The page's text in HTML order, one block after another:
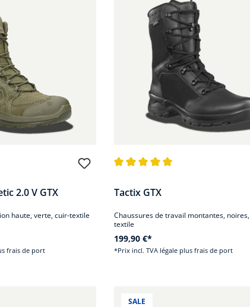
2.0 V GTX
haute, verte, cuir-textile
frais de port
Tactix GTX
Chaussures de travail montantes,
textile
199,90 €*
*Prix incl. TVA légale plus frais de port
SALE